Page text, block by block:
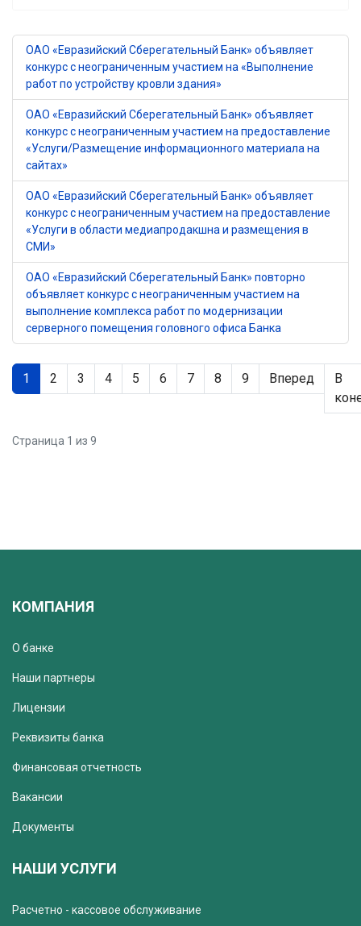
ОАО «Евразийский Сберегательный Банк» объявляет
конкурс с неограниченным участием на «Выполнение
работ по устройству кровли здания»
ОАО «Евразийский Сберегательный Банк» объявляет
конкурс с неограниченным участием на предоставление
«Услуги/Размещение информационного материала на
сайтах»
ОАО «Евразийский Сберегательный Банк» объявляет
конкурс с неограниченным участием на предоставление
«Услуги в области медиапродакшна и размещения в
СМИ»
ОАО «Евразийский Сберегательный Банк» повторно
объявляет конкурс с неограниченным участием на
выполнение комплекса работ по модернизации
серверного помещения головного офиса Банка
1 2 3 4 5 6 7 8 9 Вперед
В
Страница 1 из 9
КОМПАНИЯ
О банке
Наши партнеры
Лицензии
Реквизиты банка
Финансовая отчетность
Вакансии
Документы
НАШИ УСЛУГИ
Расчетно - кассовое обслуживание